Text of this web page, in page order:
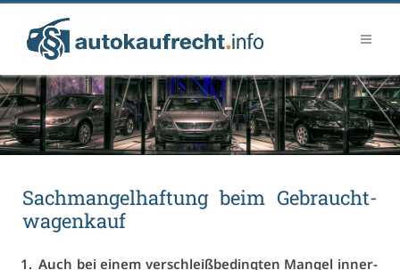
Sach­man­gel­haf­tung beim Ge­braucht­
wa­gen­kauf
Auch bei ei­nem ver­schleiß­be­ding­ten Man­gel in­ner­